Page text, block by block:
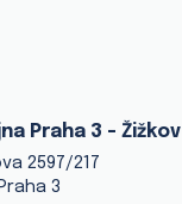
Praha 3 - Žižkov
2597/217
3